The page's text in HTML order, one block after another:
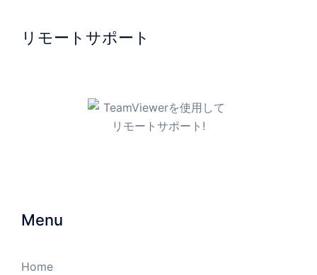
リモートサポート
Menu
Home